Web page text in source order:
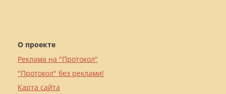
О проекте
Реклама на "Протокол"
"Протокол" без реклами!
Карта сайта